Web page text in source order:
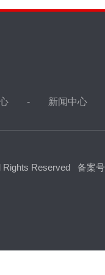
新闻中心
Rights Reserved 备案